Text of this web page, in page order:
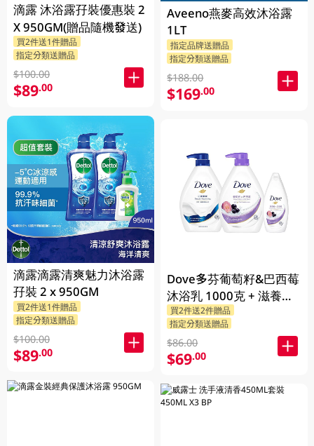
滴露 沐浴露孖裝優惠裝 2
X 950GM(贈品隨機發送)
買2件送1件贈品
指定分類送贈品
$100.00
$89.00
滴露滴露清爽魅力沐浴露
孖裝 2 x 950GM
買2件送1件贈品
指定分類送贈品
$100.00
$89.00
Aveeno燕麥高效沐浴露
1LT
指定品牌送贈品
指定分類送贈品
$188.00
$169.00
Dove多芬葡萄籽&巴西莓
沐浴乳 1000克 + 滋養柔
嫰沐浴乳 1000克 + 隨機
贈品 200克
買2件送2件贈品
指定分類送贈品
$86.00
$69.00